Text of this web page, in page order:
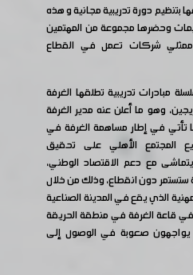
دورة تدريبية مجانية و هذه
وحضرها مجموعة من المهتمين
ممثلي شركات تعمل في القطاع
مبادرات تدريبية تطلقها الغرفة
وهو ما أعلن عنه مدير الغرفة
تأتي في إطار مساهمة الغرفة في
المجتمع الأهلي على تحقيق
يتماشى مع دعم الاقتصاد الوطني،
ستستمر دون انقطاع، وذلك من خلال
الذي يقع في المدينة الصناعية
في قاعة الغرفة في منطقة الحريقة
يواجهون صعوبة في الوصول إلى